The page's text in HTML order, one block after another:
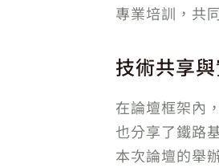
專業培訓，共
技術共享
在論壇框架內
也分享了鐵路
本次論壇的舉